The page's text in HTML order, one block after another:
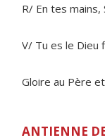
R/ En tes
V/ Tu es le Dieu
Gloire au Père
ANTIENNE